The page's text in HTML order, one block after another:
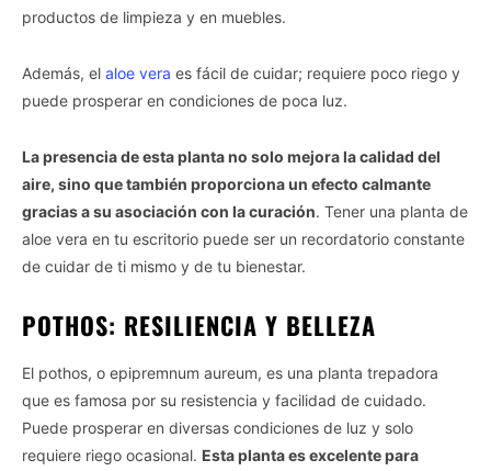
productos de limpieza y en muebles.
Además, el aloe vera es fácil de cuidar; requiere poco riego y
puede prosperar en condiciones de poca luz.
La presencia de esta planta no solo mejora la calidad del
aire, sino que también proporciona un efecto calmante
gracias a su asociación con la curación. Tener una planta de
aloe vera en tu escritorio puede ser un recordatorio constante
de cuidar de ti mismo y de tu bienestar.
POTHOS: RESILIENCIA Y BELLEZA
El pothos, o epipremnum aureum, es una planta trepadora
que es famosa por su resistencia y facilidad de cuidado.
Puede prosperar en diversas condiciones de luz y solo
requiere riego ocasional. Esta planta es excelente para